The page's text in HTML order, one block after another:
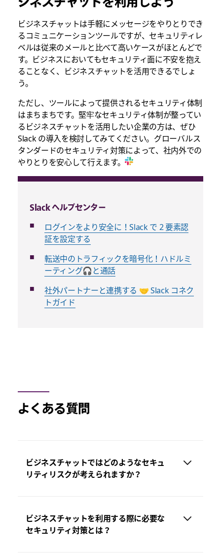
ビジネスチャットは手軽にメッセージをやりとりでき
るコミュニケーションツールですが、セキュリティレ
ベルは従来のメールと比べて高いケースがほとんどで
す。ビジネスにおいてもセキュリティ面に不安を抱え
ることなく、ビジネスチャットを活用できるでしょ
う。
ただし、ツールによって提供されるセキュリティ体制
はまちまちです。堅牢なセキュリティ体制が整ってい
るビジネスチャットを活用したい企業の方は、ぜひ
Slack の導入を検討してみてください。グローバルス
タンダードのセキュリティ対策によって、社内外での
やりとりを安心して行えます。
Slack ヘルプセンター
ログインをより安全に！Slack で 2 要素認
証を設定する
転送中のトラフィックを暗号化！ハドルミ
ーティング🎧と通話
社外パートナーと連携する 🤝 Slack コネク
トガイド
よくある質問
ビジネスチャットではどのようなセキュ
リティリスクが考えられますか？
ビジネスチャットを利用する際に必要な
セキュリティ対策とは？